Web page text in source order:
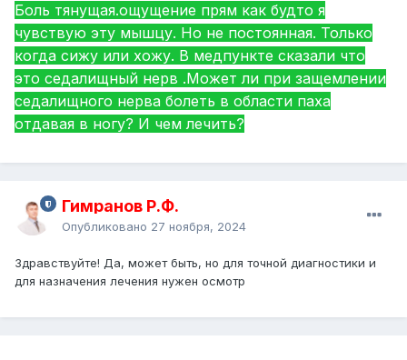
Боль тянущая.ощущение прям как будто я
чувствую эту мышцу. Но не постоянная. Только
когда сижу или хожу. В медпункте сказали что
это седалищный нерв .Может ли при защемлении
седалищного нерва болеть в области паха
отдавая в ногу? И чем лечить?
Гимранов Р.Ф.
Опубликовано 27 ноября, 2024
Здравствуйте! Да, может быть, но для точной диагностики и
для назначения лечения нужен осмотр